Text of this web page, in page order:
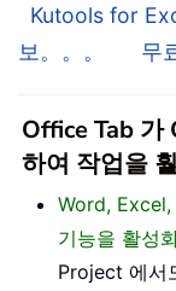
Kutools for
보。。。
무
Office Tab 가
하여 작업을
Word,
기능을 활성
Project 에서